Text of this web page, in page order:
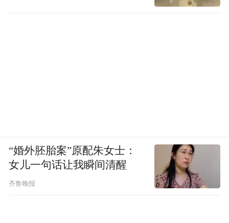
“婚外胚胎案”原配朱女士：
女儿一句话让我瞬间清醒
齐鲁晚报